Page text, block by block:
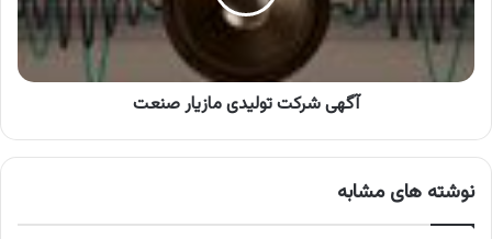
آگهی شرکت تولیدی مازیار صنعت
نوشته های مشابه